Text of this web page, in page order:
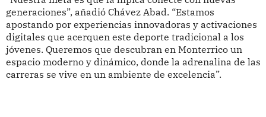
generaciones”, añadió Chávez Abad. “Estamos
apostando por experiencias innovadoras y activaciones
digitales que acerquen este deporte tradicional a los
jóvenes. Queremos que descubran en Monterrico un
espacio moderno y dinámico, donde la adrenalina de las
carreras se vive en un ambiente de excelencia”.